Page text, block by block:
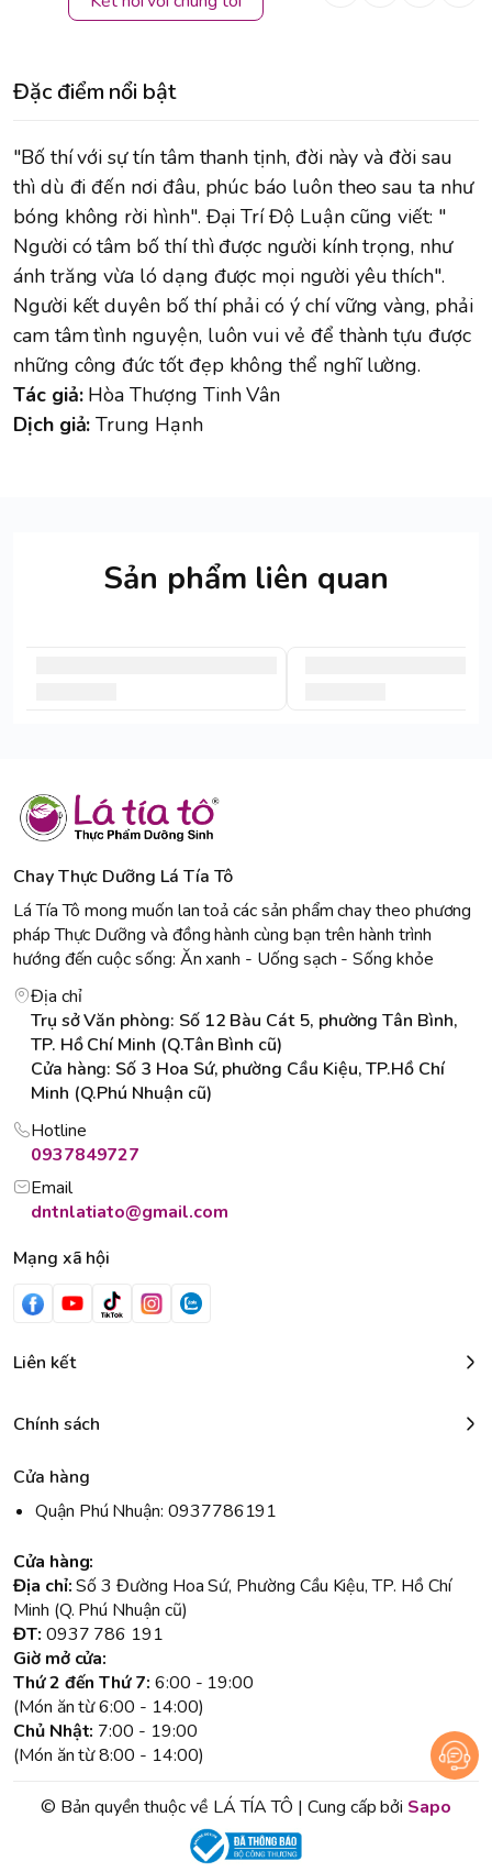
Đặc điểm nổi bật
"Bố thí với sự tín tâm thanh tịnh, đời này và đời sau
thì dù đi đến nơi đâu, phúc báo luôn theo sau ta như
bóng không rời hình". Đại Trí Độ Luận cũng viết: "
Người có tâm bố thí thì được người kính trọng, như
ánh trăng vừa ló dạng được mọi người yêu thích".
Người kết duyên bố thí phải có ý chí vững vàng, phải
cam tâm tình nguyện, luôn vui vẻ để thành tựu được
những công đức tốt đẹp không thể nghĩ lường.
Tác giả:Hòa Thượng Tinh Vân
Dịch giả: Trung Hạnh
Sản phẩm liên quan
Chay Thực Dưỡng Lá Tía Tô
Lá Tía Tô mong muốn lan toả các sản phẩm chay theo phương
pháp Thực Dưỡng và đồng hành cùng bạn trên hành trình
hướng đến cuộc sống: Ăn xanh - Uống sạch - Sống khỏe
Địa chỉ
Trụ sở Văn phòng: Số 12 Bàu Cát 5, phường Tân Bình,
TP. Hồ Chí Minh (Q.Tân Bình cũ)
Cửa hàng: Số 3 Hoa Sứ, phường Cầu Kiệu, TP.Hồ Chí
Minh (Q.Phú Nhuận cũ)
Hotline
0937849727
Email
dntnlatiato@gmail.com
Mạng xã hội
Liên kết
Chính sách
Cửa hàng
Quận Phú Nhuận: 0937786191
Cửa hàng:
Địa chỉ:Số 3 Đường Hoa Sứ, Phường Cầu Kiệu, TP. Hồ Chí
Minh (Q. Phú Nhuận cũ)
ĐT: 0937 786 191
Giờ mở cửa:
Thứ 2 đến Thứ 7: 6:00 - 19:00
(Món ăn từ 6:00 - 14:00)
Chủ Nhật: 7:00 - 19:00
(Món ăn từ 8:00 - 14:00)
© Bản quyền thuộc về LÁ TÍA TÔ | Cung cấp bởi Sapo